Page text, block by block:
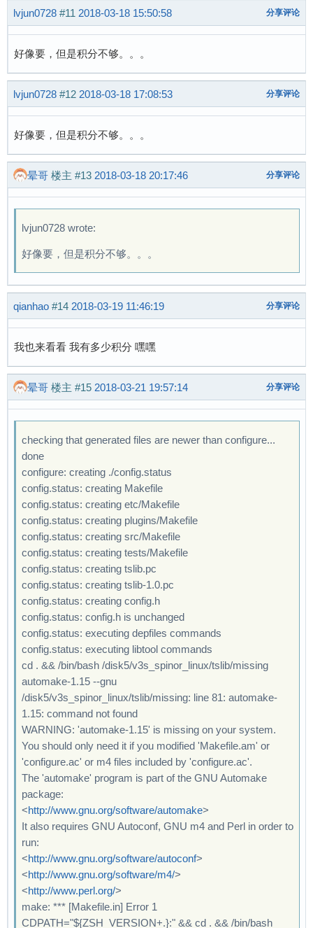
lvjun0728 #11 2018-03-18 15:50:58 分享评论
好像要，但是积分不够。。。
lvjun0728 #12 2018-03-18 17:08:53 分享评论
好像要，但是积分不够。。。
晕哥 楼主 #13 2018-03-18 20:17:46 分享评论
lvjun0728 wrote:
好像要，但是积分不够。。。
qianhao #14 2018-03-19 11:46:19 分享评论
我也来看看 我有多少积分 嘿嘿
晕哥 楼主 #15 2018-03-21 19:57:14 分享评论
checking that generated files are newer than configure...
done
configure: creating ./config.status
config.status: creating Makefile
config.status: creating etc/Makefile
config.status: creating plugins/Makefile
config.status: creating src/Makefile
config.status: creating tests/Makefile
config.status: creating tslib.pc
config.status: creating tslib-1.0.pc
config.status: creating config.h
config.status: config.h is unchanged
config.status: executing depfiles commands
config.status: executing libtool commands
cd . && /bin/bash /disk5/v3s_spinor_linux/tslib/missing
automake-1.15 --gnu
/disk5/v3s_spinor_linux/tslib/missing: line 81: automake-
1.15: command not found
WARNING: 'automake-1.15' is missing on your system.
You should only need it if you modified 'Makefile.am' or
'configure.ac' or m4 files included by 'configure.ac'.
The 'automake' program is part of the GNU Automake
package:
<http://www.gnu.org/software/automake>
It also requires GNU Autoconf, GNU m4 and Perl in order to
run:
<http://www.gnu.org/software/autoconf>
<http://www.gnu.org/software/m4/>
<http://www.perl.org/>
make: *** [Makefile.in] Error 1
CDPATH="${ZSH_VERSION+.}:" && cd . && /bin/bash